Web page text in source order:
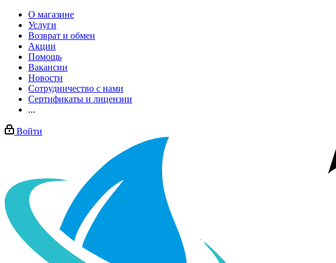
О магазине
Услуги
Возврат и обмен
Акции
Помощь
Вакансии
Новости
Сотрудничество с нами
Сертификаты и лицензии
...
Войти